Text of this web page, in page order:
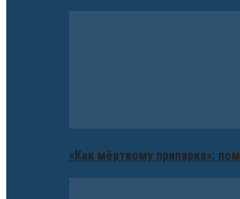
«Как мёртвому припарка»: